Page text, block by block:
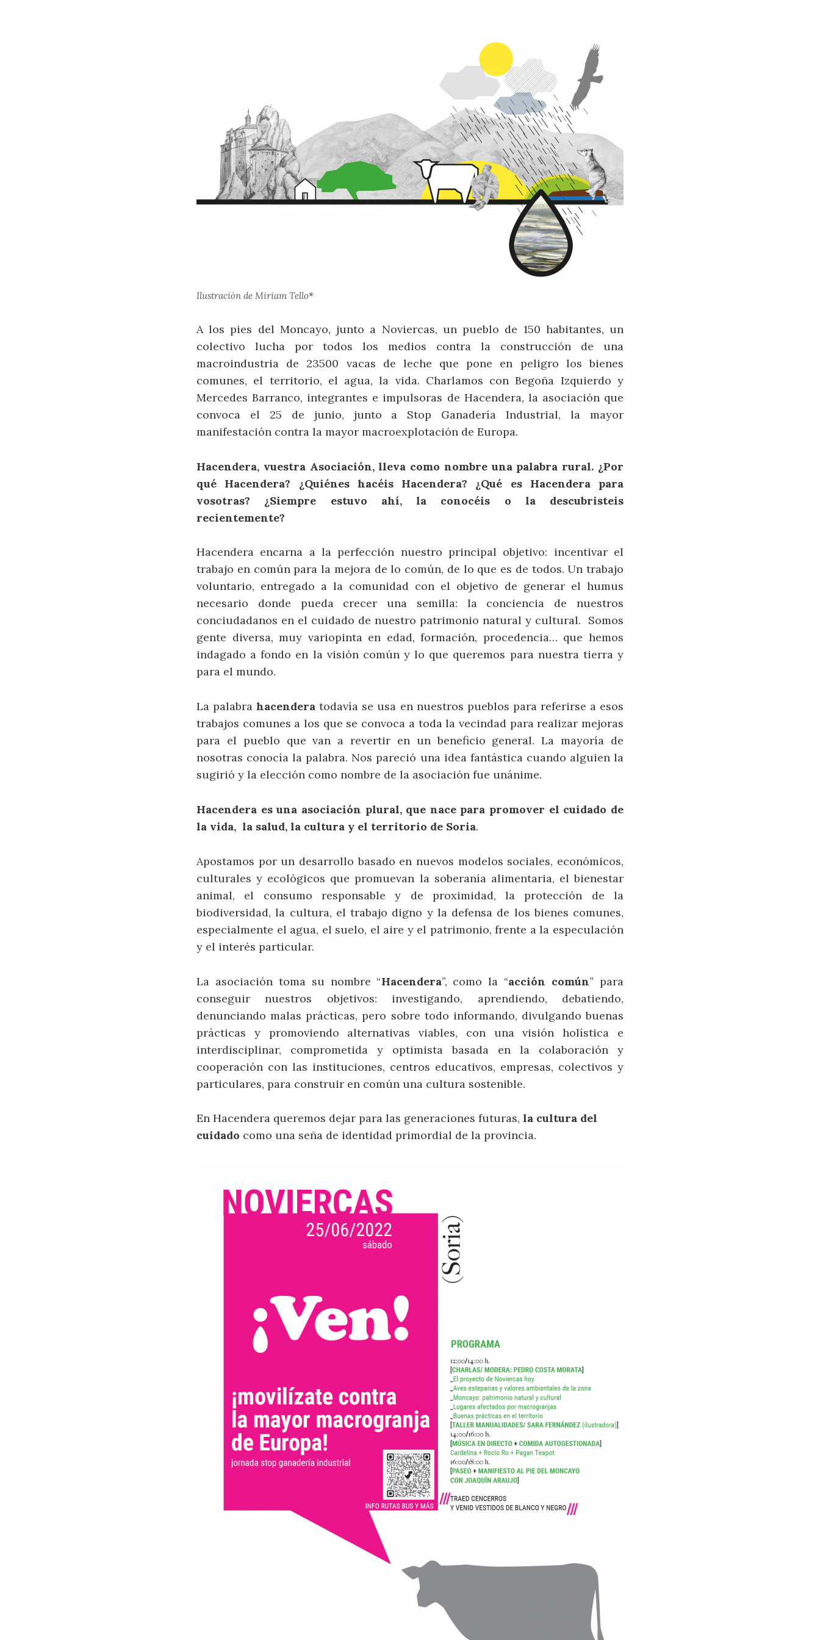
Ilustración de Miriam Tello*
A los pies del Moncayo, junto a Noviercas, un pueblo de 150 habitantes, un
colectivo lucha por todos los medios contra la construcción de una
macroindustria de 23500 vacas de leche que pone en peligro los bienes
comunes, el territorio, el agua, la vida. Charlamos con Begoña Izquierdo y
Mercedes Barranco, integrantes e impulsoras de Hacendera, la asociación que
convoca el 25 de junio, junto a Stop Ganadería Industrial, la mayor
manifestación contra la mayor macroexplotación de Europa.
Hacendera, vuestra Asociación, lleva como nombre una palabra rural. ¿Por
qué Hacendera? ¿Quiénes hacéis Hacendera? ¿Qué es Hacendera para
vosotras? ¿Siempre estuvo ahí, la conocéis o la descubristeis
recientemente?
Hacendera encarna a la perfección nuestro principal objetivo: incentivar el
trabajo en común para la mejora de lo común, de lo que es de todos. Un trabajo
voluntario, entregado a la comunidad con el objetivo de generar el humus
necesario donde pueda crecer una semilla: la conciencia de nuestros
conciudadanos en el cuidado de nuestro patrimonio natural y cultural. Somos
gente diversa, muy variopinta en edad, formación, procedencia… que hemos
indagado a fondo en la visión común y lo que queremos para nuestra tierra y
para el mundo.
La palabrahacendera todavía se usa en nuestros pueblos para referirse a esos
trabajos comunes a los que se convoca a toda la vecindad para realizar mejoras
para el pueblo que van a revertir en un beneficio general. La mayoría de
nosotras conocía la palabra. Nos pareció una idea fantástica cuando alguien la
sugirió y la elección como nombre de la asociación fue unánime.
Hacendera es una asociación plural, que nace para promover el cuidado de
la vida, la salud, la cultura y el territorio de Soria.
Apostamos por un desarrollo basado en nuevos modelos sociales, económicos,
culturales y ecológicos que promuevan la soberanía alimentaria, el bienestar
animal, el consumo responsable y de proximidad, la protección de la
biodiversidad, la cultura, el trabajo digno y la defensa de los bienes comunes,
especialmente el agua, el suelo, el aire y el patrimonio, frente a la especulación
y el interés particular.
La asociación toma su nombre “Hacendera”, como la “acción común” para
conseguir nuestros objetivos: investigando, aprendiendo, debatiendo,
denunciando malas prácticas, pero sobre todo informando, divulgando buenas
prácticas y promoviendo alternativas viables, con una visión holística e
interdisciplinar, comprometida y optimista basada en la colaboración y
cooperación con las instituciones, centros educativos, empresas, colectivos y
particulares, para construir en común una cultura sostenible.
En Hacendera queremos dejar para las generaciones futuras, la cultura del
cuidado como una seña de identidad primordial de la provincia.